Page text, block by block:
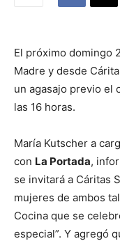
El próximo domingo
Madre y desde
un agasajo previo el
las 16 horas.
María Kutscher a
con La Portada,
se invitará a Cáritas
mujeres de ambos
Cocina que se
especial”. Y agregó